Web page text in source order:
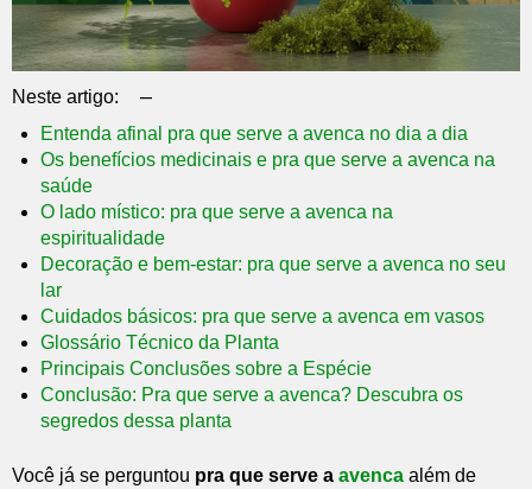
Neste artigo: –
Entenda afinal pra que serve a avenca no dia a dia
Os benefícios medicinais e pra que serve a avenca na
saúde
O lado místico: pra que serve a avenca na
espiritualidade
Decoração e bem-estar: pra que serve a avenca no seu
lar
Cuidados básicos: pra que serve a avenca em vasos
Glossário Técnico da Planta
Principais Conclusões sobre a Espécie
Conclusão: Pra que serve a avenca? Descubra os
segredos dessa planta
Você já se perguntou pra que serve a avenca além de